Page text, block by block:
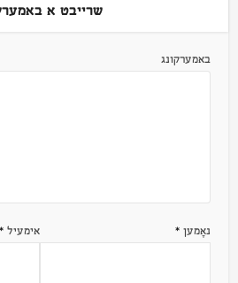
שרייבט א
באמערקונג
נאָמען * אימעיל *